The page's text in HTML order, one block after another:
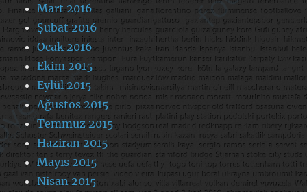
Mart 2016
Şubat 2016
Ocak 2016
Ekim 2015
Eylül 2015
Ağustos 2015
Temmuz 2015
Haziran 2015
Mayıs 2015
Nisan 2015